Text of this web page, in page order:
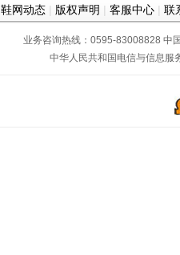
鞋网动态 | 版权声明 | 客服中心 | 联
业务咨询热线：0595-83008828 中
中华人民共和国电信与信息服